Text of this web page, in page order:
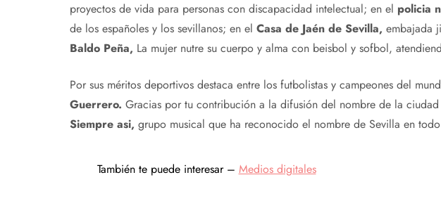
proyectos de vida para personas con discapacidad intelectual; en el policia
de los españoles y los sevillanos; en el Casa de Jaén de Sevilla, embajada
Baldo Peña, La mujer nutre su cuerpo y alma con beisbol y sofbol,
Por sus méritos deportivos destaca entre los futbolistas y campeones del
Guerrero. Gracias por tu contribución a la difusión del nombre de la
Siempre asi, grupo musical que ha reconocido el nombre de Sevilla en
También te puede interesar – Medios digitales